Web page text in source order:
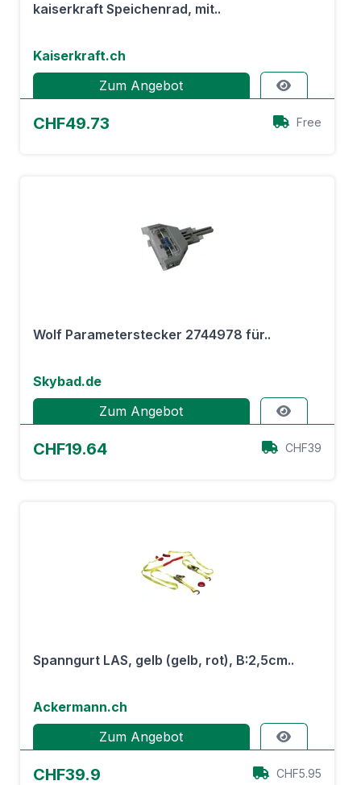
kaiserkraft Speichenrad, mit..
Kaiserkraft.ch
Zum Angebot
CHF49.73 Free
Wolf Parameterstecker 2744978 für..
Skybad.de
Zum Angebot
CHF19.64 CHF39
Spanngurt LAS, gelb (gelb, rot), B:2,5cm..
Ackermann.ch
Zum Angebot
CHF39.9 CHF5.95